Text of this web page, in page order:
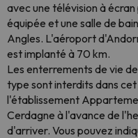
avec une télévision à
équipée et une salle de
Angles. L'aéroport
est implanté à 70 km.
Les enterrements de vie
type sont interdits dans
l'établissement
Cerdagne à l'avance de
d'arriver. Vous pouvez